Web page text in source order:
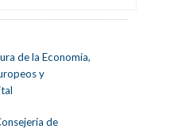
de la Economía,
y
de